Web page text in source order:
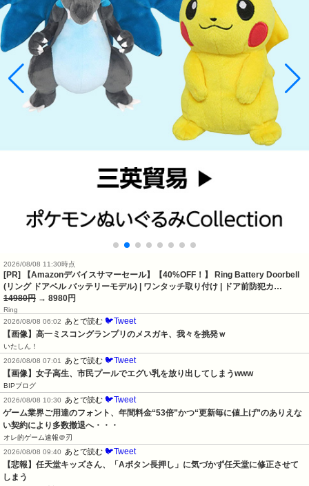
2026/08/08 11:30時点
[PR] 【Amazonデバイスサマーセール】【40%OFF！】 Ring Battery Doorbell
(リング ドアベル バッテリーモデル) | ワンタッチ取り付け | ドア前防犯カ…
14980円 → 8980円
Ring
2026/08/08 06:02
あとで読む 🐦Tweet
【画像】高一ミスコングランプリのメスガキ、我々を挑発ｗ
いたしん！
2026/08/08 07:01
あとで読む 🐦Tweet
【画像】女子高生、市民プールでエグい乳を放り出してしまうwww
BIPブログ
2026/08/08 10:30
あとで読む 🐦Tweet
ゲーム業界ご用達のフォント、年間料金“53倍”かつ“更新毎に値上げ”のありえな
い契約により多数撤退へ・・・
オレ的ゲーム速報＠刃
2026/08/08 09:40
あとで読む 🐦Tweet
【悲報】任天堂キッズさん、「Aボタン長押し」に気づかず任天堂に修正させて
しまう